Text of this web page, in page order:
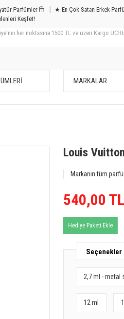
Parfümler 𐙏 ★ En Çok Satan Erkek
Keşfet!
her noktasına 1500 TL ve üzeri Kargo
MARKALAR
Louis
Markanın tüm
540,00 TL
Hediye Paketi Ekle
Seçenekler
2,7 ml - metal
12 ml